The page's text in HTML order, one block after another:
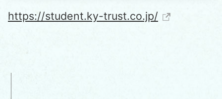
https://student.ky-trust.co.jp/